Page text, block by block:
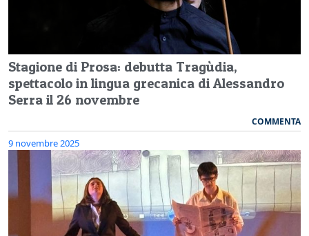
Stagione di Prosa: debutta Tragùdia,
spettacolo in lingua grecanica di Alessandro
Serra il 26 novembre
COMMENTA
9 novembre 2025